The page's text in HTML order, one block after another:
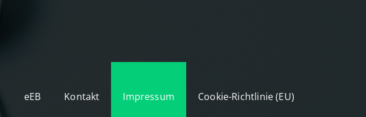
eEB Kontakt Impressum Cookie-Richtlinie (EU)